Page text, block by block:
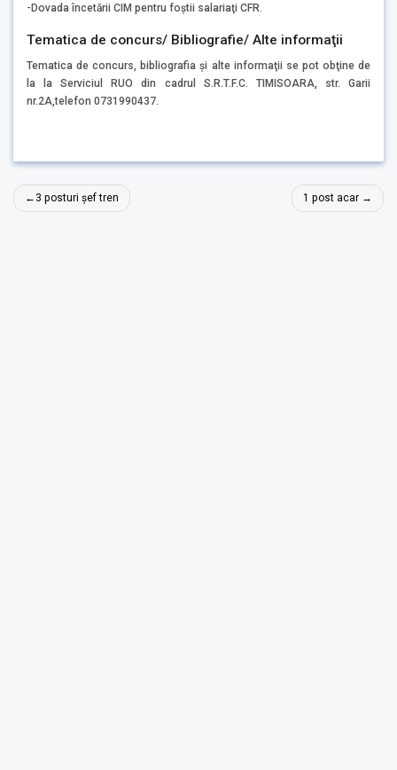
-Dovada încetării CIM pentru foştii salariaţi CFR.
Tematica de concurs/ Bibliografie/ Alte informaţii
Tematica de concurs, bibliografia şi alte informaţii se pot obţine de
la la Serviciul RUO din cadrul S.R.T.F.C. TIMISOARA, str. Garii
nr.2A,telefon 0731990437.
Navigare
în
3 posturi șef tren 1 post acar